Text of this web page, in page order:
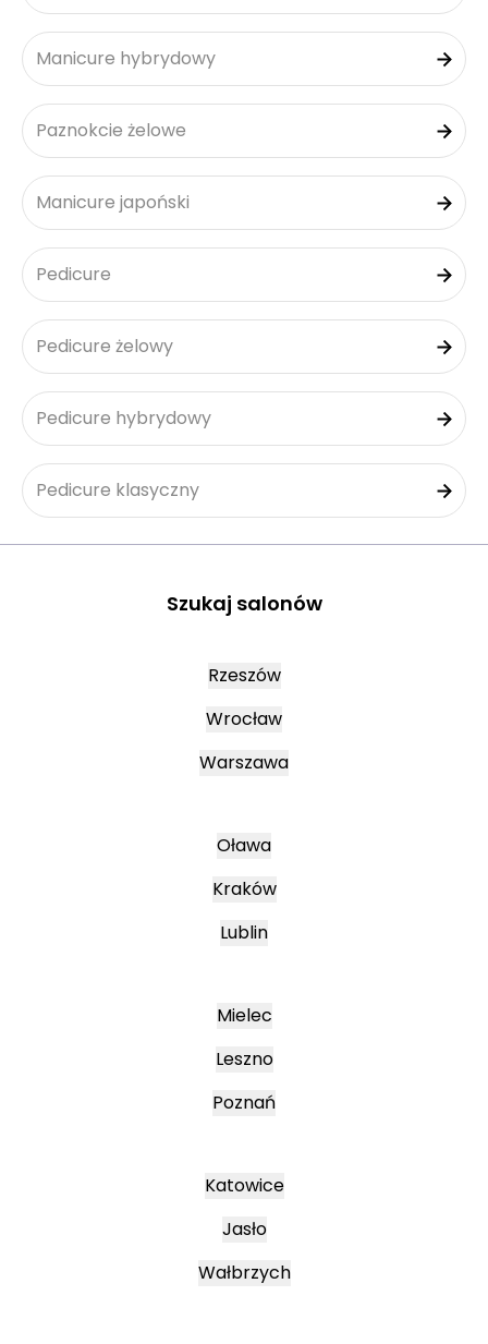
Manicure hybrydowy
Paznokcie żelowe
Manicure japoński
Pedicure
Pedicure żelowy
Pedicure hybrydowy
Pedicure klasyczny
Szukaj salonów
Rzeszów
Wrocław
Warszawa
Oława
Kraków
Lublin
Mielec
Leszno
Poznań
Katowice
Jasło
Wałbrzych